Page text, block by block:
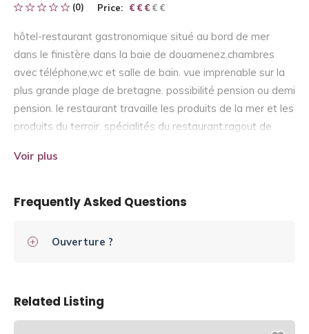
(0) Price: € € € € €
€ € €
hôtel-restaurant gastronomique situé au bord de mer
dans le finistère dans la baie de douarnenez.chambres
avec téléphone,wc et salle de bain. vue imprenable sur la
plus grande plage de bretagne. possibilité pension ou demi
pension. le restaurant travaille les produits de la mer et les
produits du terroir. spécialités du restaurant:ragout de
Voir plus
Frequently Asked Questions
Ouverture ?
Related Listing